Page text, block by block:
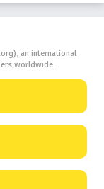
an international
worldwide.